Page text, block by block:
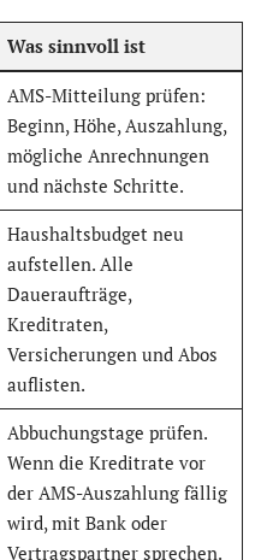
Was sinnvoll ist
AMS-Mitteilung prüfen:
Beginn, Höhe, Auszahlung,
mögliche Anrechnungen
und nächste Schritte.
Haushaltsbudget neu
aufstellen. Alle
Daueraufträge,
Kreditraten,
Versicherungen und Abos
auflisten.
Abbuchungstage prüfen.
Wenn die Kreditrate vor
der AMS-Auszahlung fällig
wird, mit Bank oder
Vertragspartner sprechen.